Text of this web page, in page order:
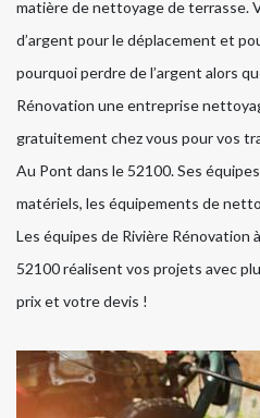
matière de nettoyage de terrasse.
d’argent pour le déplacement et
pourquoi perdre de l’argent alors
Rénovation une entreprise
gratuitement chez vous pour vos
Au Pont dans le 52100. Ses
matériels, les équipements de
Les équipes de Rivière Rénovation
52100 réalisent vos projets avec
prix et votre devis !